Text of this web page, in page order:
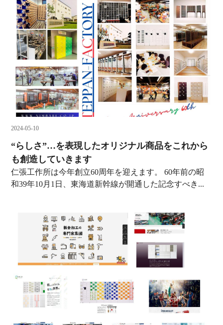
2024-05-10
“らしさ”…を表現したオリジナル商品をこれから
も創造していきます
仁張工作所は今年創立60周年を迎えます。 60年前の昭
和39年10月1日、東海道新幹線が開通した記念すべき...